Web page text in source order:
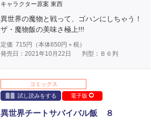
キャラクター原案 東西
異世界の魔物と戦って、ゴハンにしちゃう！
ザ・魔物飯の美味さ極上!!!
定価 715 円（本体650円＋税）
発売日：2021年10月22日
判型：Ｂ６判
コミックス
試し読みをする
電子版
異世界チートサバイバル飯 ８